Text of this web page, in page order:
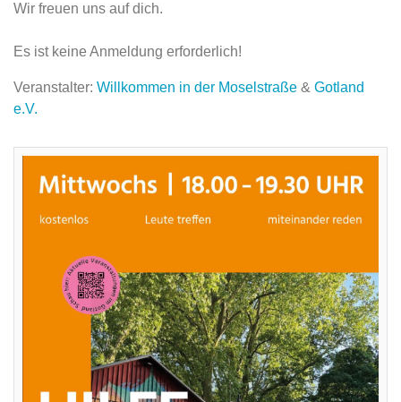
Wir freuen uns auf dich.
Es ist keine Anmeldung erforderlich!
Veranstalter: Willkommen in der Moselstraße & Gotland
e.V.